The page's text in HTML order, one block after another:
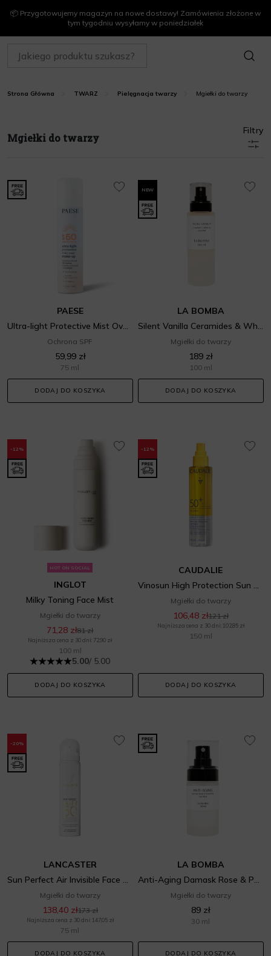
📦 Przygotowujemy magazyn na nowe dostawy! Zamówienia złożone w
tym tygodniu wysyłamy w poniedziałek
SZUKAJ
Strona Główna TWARZ Pielęgnacja twarzy Mgiełki do twarzy
Mgiełki do twarzy
Filtry
PAESE
Ultra-light Protective Mist Over Make-Up SPF 50
Ochrona SPF
59,99 zł
75 ml
DODAJ DO KOSZYKA
NEW
LA BOMBA
Silent Vanilla Ceramides & White Tea Face Mist
Mgiełki do twarzy
189 zł
100 ml
DODAJ DO KOSZYKA
-12%
HOT ON SOCIAL
INGLOT
Milky Toning Face Mist
Mgiełki do twarzy
71,28 zł81 zł
Najniższa cena z 30 dni: 72,90 zł
100 ml
5.00/ 5.00
DODAJ DO KOSZYKA
-12%
CAUDALIE
Vinosun High Protection Sun Water SPF 50+
Mgiełki do twarzy
106,48 zł121 zł
Najniższa cena z 30 dni: 102,85 zł
150 ml
DODAJ DO KOSZYKA
-20%
LANCASTER
Sun Perfect Air Invisible Face Mist SPF 50
Mgiełki do twarzy
138,40 zł173 zł
Najniższa cena z 30 dni: 147,05 zł
75 ml
DODAJ DO KOSZYKA
LA BOMBA
Anti-Aging Damask Rose & Postbiotic Face Mist
Mgiełki do twarzy
89 zł
30 ml
DODAJ DO KOSZYKA